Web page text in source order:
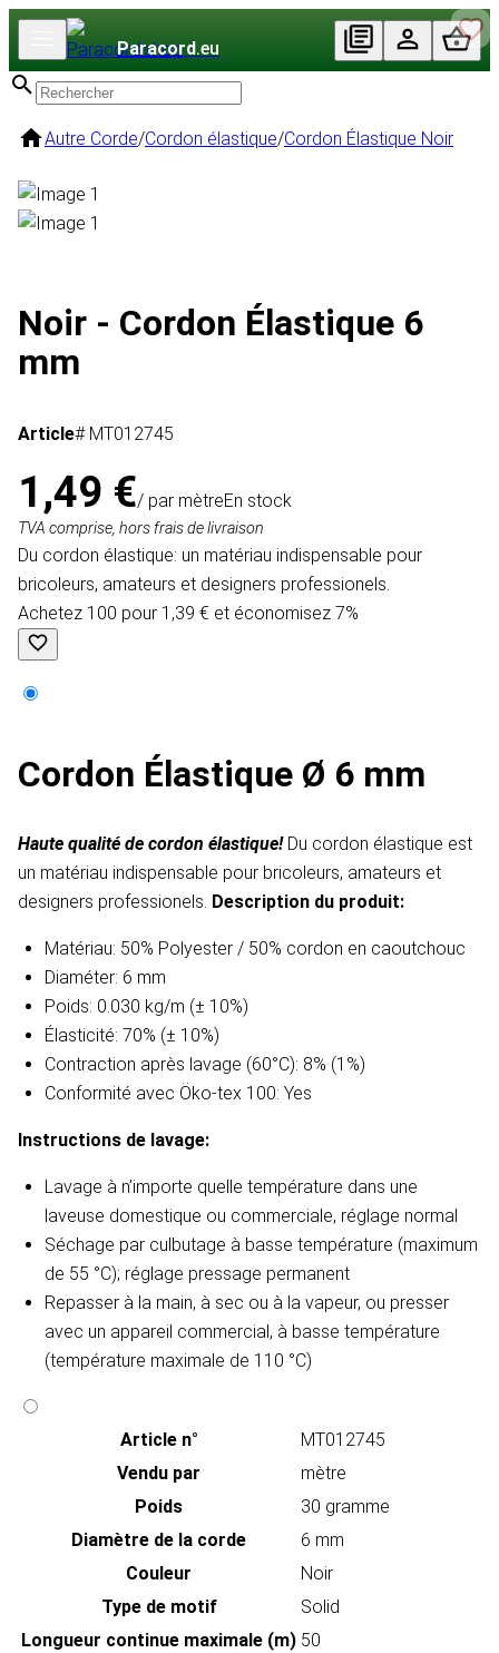
Paracord.eu
Autre Corde/Cordon élastique/Cordon Élastique Noir
Noir - Cordon Élastique 6
mm
Article# MT012745
1,49 €/ par mètreEn stock
TVA comprise, hors frais de livraison
Du cordon élastique: un matériau indispensable pour
bricoleurs, amateurs et designers professionels.
Achetez 100 pour 1,39 € et économisez 7%
Cordon Élastique Ø 6 mm
Haute qualité de cordon élastique! Du cordon élastique est
un matériau indispensable pour bricoleurs, amateurs et
designers professionels. Description du produit​:
Matériau: 50% Polyester / 50% cordon en caoutchouc
Diaméter: 6 mm
Poids: 0.030 kg/m (± 10%)
Élasticité: 70% (± 10%)
Contraction après lavage (60°C): 8% (1%)
Conformité avec Öko-tex 100: Yes
Instructions de lavage​:
Lavage à n’importe quelle température dans une
laveuse domestique ou commerciale, réglage normal
Séchage par culbutage à basse température (maximum
de 55 °C); réglage pressage permanent
Repasser à la main, à sec ou à la vapeur, ou presser
avec un appareil commercial, à basse température
(température maximale de 110 °C)
Article n°
MT012745
Vendu par
mètre
Poids
30 gramme
Diamètre de la corde
6 mm
Couleur
Noir
Type de motif
Solid
Longueur continue maximale (m) 50